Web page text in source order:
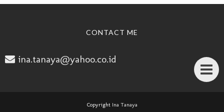
CONTACT ME
ina.tanaya@yahoo.co.id
Copyright Ina Tanaya